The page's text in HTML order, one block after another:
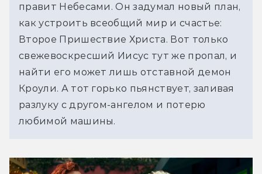
правит Небесами. Он задумал новый план,
как устроить всеобщий мир и счастье:
Второе Пришествие Христа. Вот только
свежевоскресший Иисус тут же пропал, и
найти его может лишь отставной демон
Кроули. А тот горько пьянствует, заливая
разлуку с другом-ангелом и потерю
любимой машины.